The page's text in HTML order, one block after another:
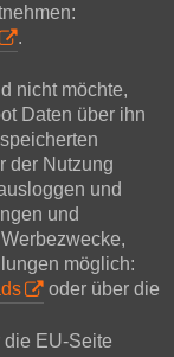
.
nicht möchte,
Daten über ihn
der Nutzung
und
und
möglich:
oder über die
die EU-Seite